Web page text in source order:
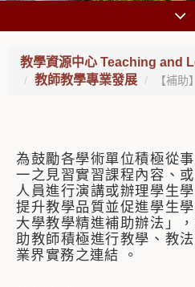
教學資源中心 Teaching and
教師教學專業發展
【補助
為鼓勵各學術單位積極從
一之見習實習課程內容、
人員進行演講或辦理學生
提升教學品質並促進學生
大學教學精進補助辦法」
助教師積極進行教學、教
業界實務之連結 。